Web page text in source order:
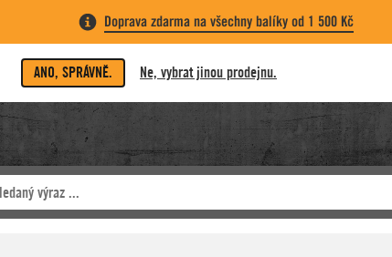
Doprava zdarma na všechny balíky od 1 500 Kč
ANO, SPRÁVNĚ. Ne, vybrat jinou prodejnu.